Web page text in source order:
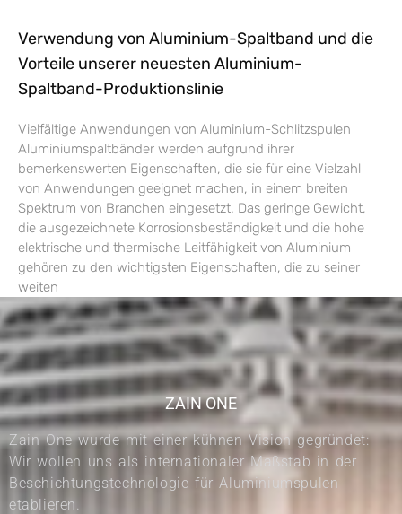
Verwendung von Aluminium-Spaltband und die
Vorteile unserer neuesten Aluminium-
Spaltband-Produktionslinie
Vielfältige Anwendungen von Aluminium-Schlitzspulen
Aluminiumspaltbänder werden aufgrund ihrer
bemerkenswerten Eigenschaften, die sie für eine Vielzahl
von Anwendungen geeignet machen, in einem breiten
Spektrum von Branchen eingesetzt. Das geringe Gewicht,
die ausgezeichnete Korrosionsbeständigkeit und die hohe
elektrische und thermische Leitfähigkeit von Aluminium
gehören zu den wichtigsten Eigenschaften, die zu seiner
weiten
ZAIN ONE
Zain One wurde mit einer kühnen Vision gegründet:
Wir wollen uns als internationaler Maßstab in der
Beschichtungstechnologie für Aluminiumspulen
etablieren.